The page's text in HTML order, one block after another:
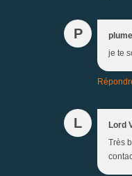
P
je te
L Lord
Très